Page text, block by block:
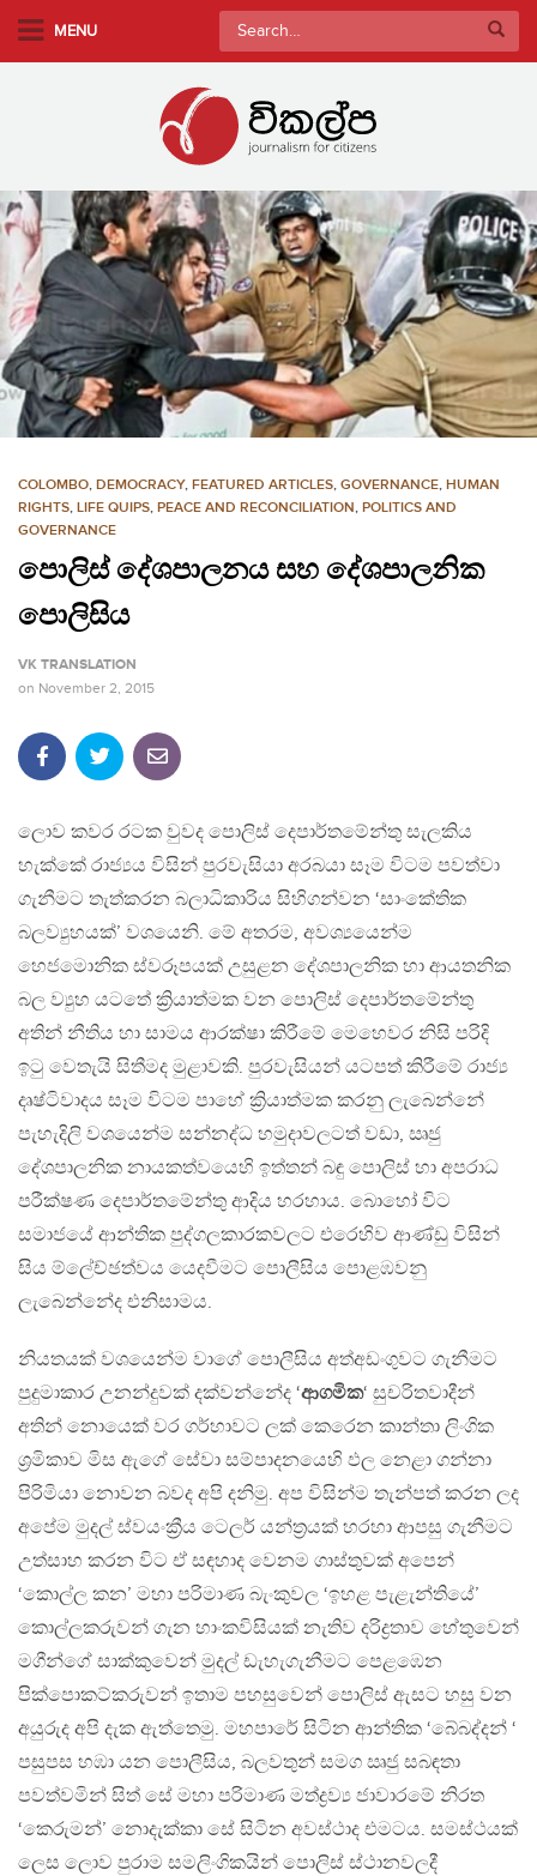
m
a
o
n
t
e
MENU
Search
for:
COLOMBO, DEMOCRACY, FEATURED ARTICLES, GOVERNANCE, HUMAN
RIGHTS, LIFE QUIPS, PEACE AND RECONCILIATION, POLITICS AND
GOVERNANCE
පොලිස් දේශපාලනය සහ දේශපාලනික
පොලිසිය
VK TRANSLATION
on November 2, 2015
ලොව කවර රටක වුවද පොලිස් දෙපාර්තමේන්තු සැලකිය
හැක්කේ රාජ්‍යය විසින් පුරවැසියා අරබයා සෑම විටම පවත්වා
ගැනීමට තැත්කරන බලාධිකාරිය සිහිගන්වන ‘සාංකේතික
බලව්‍යුහයක්’ වශයෙනි. මේ අතරම, අවශ්‍යයෙන්ම
හෙජමොනික ස්වරූපයක් උසුළන දේශපාලනික හා ආයතනික
බල ව්‍යුහ යටතේ ක්‍රියාත්මක වන පොලිස් දෙපාර්තමේන්තු
අතින් නීතිය හා සාමය ආරක්ෂා කිරීමේ මෙහෙවර නිසි පරිදි
ඉටු වෙතැයි සිතීමද මුළාවකි. පුරවැසියන් යටපත් කිරීමේ රාජ්‍ය
දෘෂ්ටිවාදය සෑම විටම පාහේ ක්‍රියාත්මක කරනු ලැබෙන්නේ
පැහැදිලි වශයෙන්ම සන්නද්ධ හමුදාවලටත් වඩා, ඍජු
දේශපාලනික නායකත්වයෙහි ඉත්තන් බඳු පොලිස් හා අපරාධ
පරීක්ෂණ දෙපාර්තමේන්තු ආදිය හරහාය. බොහෝ විට
සමාජයේ ආන්තික පුද්ගලකාරකවලට එරෙහිව ආණ්ඩු විසින්
සිය ම්ලේච්ඡත්වය යෙදවීමට පොලීසිය පොළඹවනු
ලැබෙන්නේද එනිසාමය.
නියතයක් වශයෙන්ම වාගේ පොලීසිය අත්අඩංගුවට ගැනීමට
පුදුමාකාර උනන්දුවක් දක්වන්නේද ‘ආගමික‘ සුචරිතවාදීන්
අතින් නොයෙක් වර ගර්හාවට ලක් කෙරෙන කාන්තා ලිංගික
ශ්‍රමිකාව මිස ඇගේ සේවා සම්පාදනයෙහි ඵල නෙළා ගන්නා
පිරිමියා නොවන බවද අපි දනිමු. අප විසින්ම තැන්පත් කරන ලද
අපේම මුදල් ස්වයංක්‍රීය ටෙලර් යන්ත්‍රයක් හරහා ආපසු ගැනීමට
උත්සාහ කරන විට ඒ සඳහාද වෙනම ගාස්තුවක් අපෙන්
‘කොල්ල කන’ මහා පරිමාණ බැංකුවල ‘ඉහළ පැළැන්තියේ’
කොල්ලකරුවන් ගැන හාංකවිසියක් නැතිව දරිද්‍රතාව හේතුවෙන්
මගීන්ගේ සාක්කුවෙන් මුදල් ඩැහැගැනීමට පෙළඹෙන
පික්පොකට්කරුවන් ඉතාම පහසුවෙන් පොලිස් ඇසට හසු වන
අයුරුද අපි දැක ඇත්තෙමු. මහපාරේ සිටින ආන්තික ‘බේබද්දන් ‘
පසුපස හඹා යන පොලීසිය, බලවතුන් සමග ඍජු සබඳතා
පවත්වමින් සිත් සේ මහා පරිමාණ මත්ද්‍රව්‍ය ජාවාරමේ නිරත
‘කෙරුමන්’ නොදැක්කා සේ සිටින අවස්ථාද එමටය. සමස්ථයක්
ලෙස ලොව පුරාම සමලිංගිකයින් පොලිස් ස්ථානවලදී